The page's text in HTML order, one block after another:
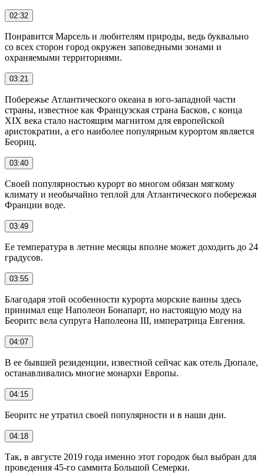
02:32
Понравится Марсель и любителям природы, ведь буквально
со всех сторон город окружен заповедными зонами и
охраняемыми территориями.
03:21
Побережье Атлантического океана в юго-западной части
страны, известное как Французская страна Басков, с конца
XIX века стало настоящим магнитом для европейской
аристократии, а его наиболее популярным курортом является
Беориц.
03:40
Своей популярностью курорт во многом обязан мягкому
климату и необычайно теплой для Атлантического побережья
Франции воде.
03:49
Ее температура в летние месяцы вполне может доходить до 24
градусов.
03:55
Благодаря этой особенности курорта морские ванны здесь
принимал еще Наполеон Бонапарт, но настоящую моду на
Беоритс вела супруга Наполеона III, императрица Евгения.
04:07
В ее бывшей резиденции, известной сейчас как отель Дюпале,
останавливались многие монархи Европы.
04:15
Беоритс не утратил своей популярности и в наши дни.
04:18
Так, в августе 2019 года именно этот городок был выбран для
проведения 45-го саммита Большой Семерки.